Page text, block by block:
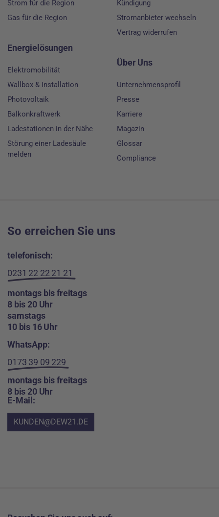
Strom für die Region
Gas für die Region
Energielösungen
Elektromobilität
Wallbox & Installation
Photovoltaik
Balkonkraftwerk
Ladestationen in der Nähe
Störung einer Ladesäule
melden
Kündigung
Stromanbieter wechseln
Vertrag widerrufen
Über Uns
Unternehmensprofil
Presse
Karriere
Magazin
Glossar
Compliance
So erreichen Sie uns
telefonisch:
0231 22 22 21 21
montags bis freitags
8 bis 20 Uhr
samstags
10 bis 16 Uhr
WhatsApp:
0173 39 09 229
montags bis freitags
8 bis 20 Uhr
E-Mail:
KUNDEN@DEW21.DE